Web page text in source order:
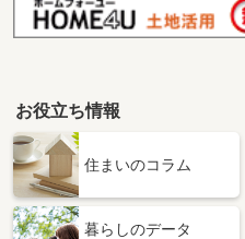
お役立ち情報
住まいのコラム
暮らしのデータ